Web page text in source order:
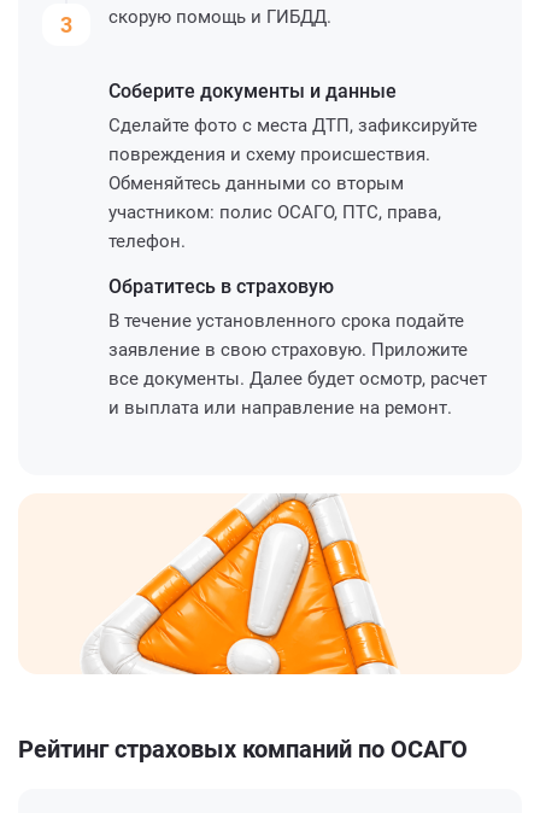
3
скорую помощь и ГИБДД.
Соберите документы и данные
Сделайте фото с места ДТП, зафиксируйте
повреждения и схему происшествия.
Обменяйтесь данными со вторым
участником: полис ОСАГО, ПТС, права,
телефон.
Обратитесь в страховую
В течение установленного срока подайте
заявление в свою страховую. Приложите
все документы. Далее будет осмотр, расчет
и выплата или направление на ремонт.
Рейтинг страховых компаний по ОСАГО